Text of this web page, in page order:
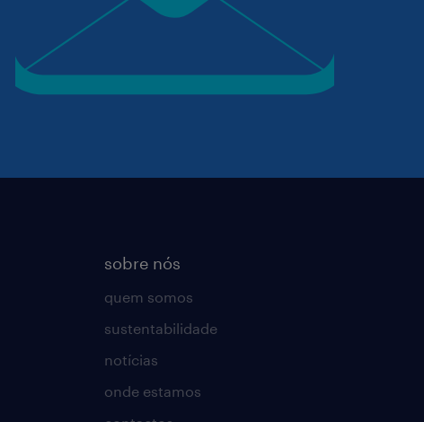
sobre nós
quem somos
sustentabilidade
notícias
onde estamos